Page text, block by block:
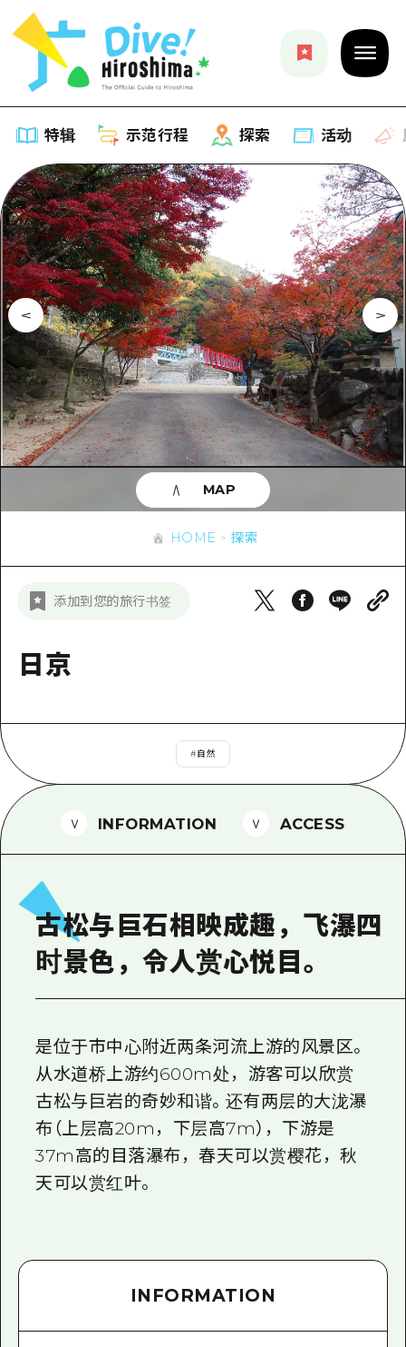
特辑 示范行程 探索 活动
特辑
列表
推荐
艺术
活动·庙会
美食·酒水
骑自行车
购物
运动
夜晚生活
治愈
示范行程
列表
Dive!Hiroshima官方向导
广岛随意旅行
广岛市内
安艺
答对了
宫岛周边
1晚2天
2晚3天
探索
列表
广岛市内
安艺
答對了
美北
东山口
活动
应时信息
有用的信息
列表
广岛免费无线上网
常见问题解答
照片下载
新闻
HOME 探索
添加到您的旅行书签
日京
#自然
MAP
INFORMATION ACCESS
古松与巨石相映成趣，飞瀑四
时景色，令人赏心悦目。
是位于市中心附近两条河流上游的风景区。
从水道桥上游约600m处，游客可以欣赏
古松与巨岩的奇妙和谐。还有两层的大泷瀑
布（上层高20m，下层高7m），下游是
37m高的目落瀑布，春天可以赏樱花，秋
天可以赏红叶。
INFORMATION